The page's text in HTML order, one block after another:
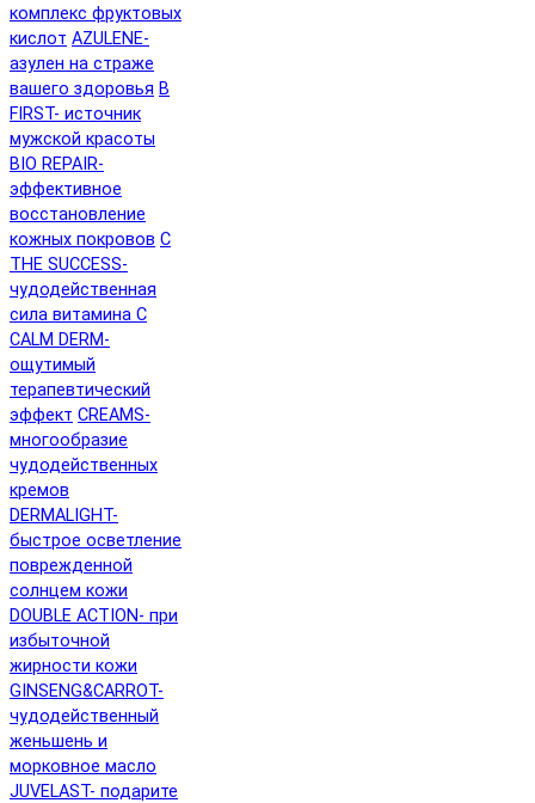
комплекс фруктовых
кислот AZULENE-
азулен на страже
вашего здоровья B
FIRST- источник
мужской красоты
BIO REPAIR-
эффективное
восстановление
кожных покровов C
THE SUCCESS-
чудодейственная
сила витамина C
CALM DERM-
ощутимый
терапевтический
эффект CREAMS-
многообразие
чудодейственных
кремов
DERMALIGHT-
быстрое осветление
поврежденной
солнцем кожи
DOUBLE ACTION- при
избыточной
жирности кожи
GINSENG&CARROT-
чудодейственный
женьшень и
морковное масло
JUVELAST- подарите